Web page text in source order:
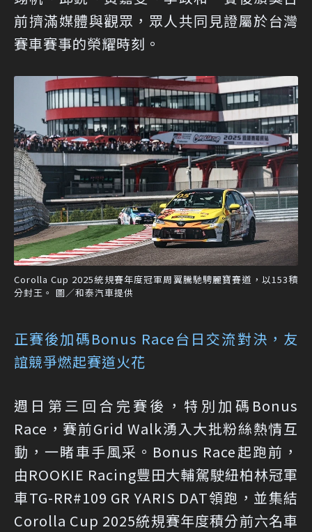
前擠滿媒體與觀眾，眾人共同見證屬於台灣
賽車賽事的榮耀時刻。
Corolla Cup 2025統規賽年度冠軍周翼騰馳騁麗寶賽道，以153積
分封王。 圖／和泰汽車提供
正賽後加碼Bonus Race台日交流對決，友
誼競爭燃起賽道火花
週日第三回合完賽後，特別加碼Bonus
Race，賽前Grid Walk湧入大批粉絲熱情互
動，一睹車手風采。Bonus Race起跑前，
由ROOKIE Racing豐田大輔駕駛紐柏林冠軍
車TG-RR#109 GR YARIS DAT領跑，並集結
Corolla Cup 2025統規賽年度積分前六名車